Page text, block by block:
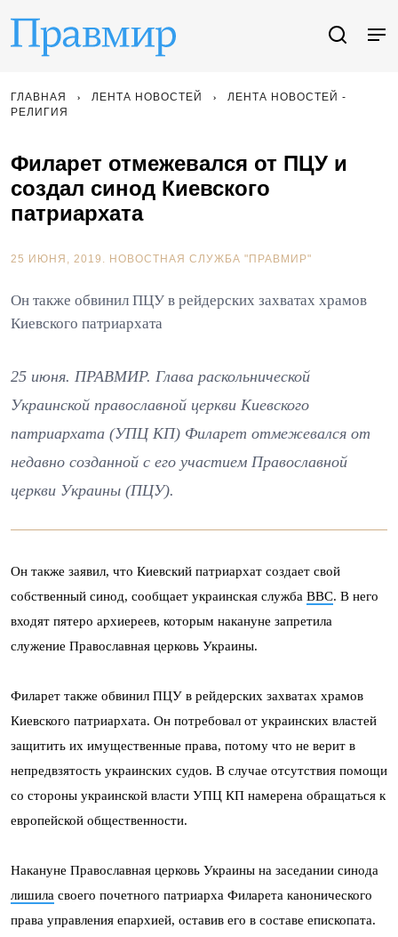
ГЛАВНАЯ ЛЕНТА НОВОСТЕЙ
ЛЕНТА НОВОСТЕЙ -
РЕЛИГИЯ
Филарет отмежевался от ПЦУ и
создал синод Киевского
патриархата
25 ИЮНЯ, 2019. НОВОСТНАЯ СЛУЖБА "ПРАВМИР"
Он также обвинил ПЦУ в рейдерских захватах храмов
Киевского патриархата
25 июня. ПРАВМИР. Глава раскольнической
Украинской православной церкви Киевского
патриархата (УПЦ КП) Филарет отмежевался от
недавно созданной с его участием Православной
церкви Украины (ПЦУ).
Он также заявил, что Киевский патриархат создает свой
собственный синод, сообщает украинская служба BBC. В него
входят пятеро архиереев, которым накануне запретила
служение Православная церковь Украины.
Филарет также обвинил ПЦУ в рейдерских захватах храмов
Киевского патриархата. Он потребовал от украинских властей
защитить их имущественные права, потому что не верит в
непредвзятость украинских судов. В случае отсутствия помощи
со стороны украинской власти УПЦ КП намерена обращаться к
европейской общественности.
Накануне Православная церковь Украины на заседании синода
лишила своего почетного патриарха Филарета канонического
права управления епархией, оставив его в составе епископата.